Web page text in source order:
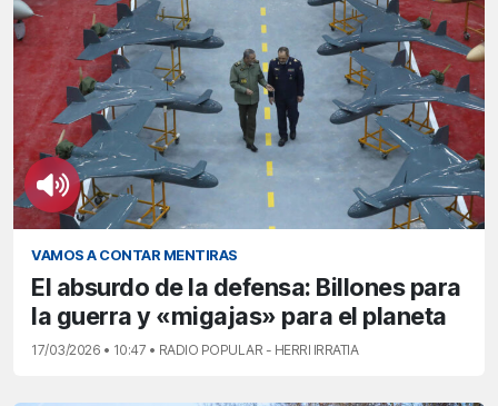
VAMOS A CONTAR MENTIRAS
El absurdo de la defensa: Billones para
la guerra y «migajas» para el planeta
17/03/2026 • 10:47 • RADIO POPULAR - HERRI IRRATIA